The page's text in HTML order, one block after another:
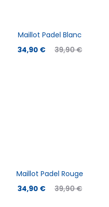
Maillot Padel Blanc
39,90€
34,90 €
Maillot Padel Rouge
39,90€
34,90 €